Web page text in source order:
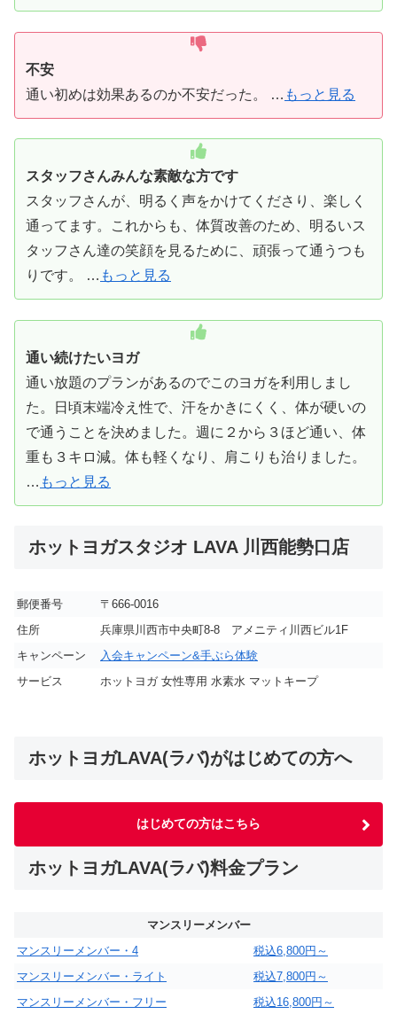
不安
通い初めは効果あるのか不安だった。 … もっと見る
スタッフさんみんな素敵な方です
スタッフさんが、明るく声をかけてくださり、楽しく
通ってます。これからも、体質改善のため、明るいス
タッフさん達の笑顔を見るために、頑張って通うつも
りです。 … もっと見る
通い続けたいヨガ
通い放題のプランがあるのでこのヨガを利用しまし
た。日頃末端冷え性で、汗をかきにくく、体が硬いの
で通うことを決めました。週に２から３ほど通い、体
重も３キロ減。体も軽くなり、肩こりも治りました。
… もっと見る
ホットヨガスタジオ LAVA 川西能勢口店
郵便番号
〒666-0016
住所
兵庫県川西市中央町8-8 アメニティ川西ビル1F
キャンペーン
入会キャンペーン&手ぶら体験
サービス
ホットヨガ 女性専用 水素水 マットキープ
ホットヨガLAVA(ラバ)がはじめての方へ
はじめての方はこちら
ホットヨガLAVA(ラバ)料金プラン
マンスリーメンバー
マンスリーメンバー・4
税込6,800円～
マンスリーメンバー・ライト
税込7,800円～
マンスリーメンバー・フリー
税込16,800円～